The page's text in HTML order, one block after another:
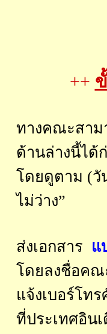
++
ทางคณะสาม
ด้านล่างนี้ได้
โดยดูตาม (วั
ไม่ว่าง”
ส่งเอกสาร แ
โดยลงชื่อคณ
แจ้งเบอร์โท
ที่ประเทศอิน